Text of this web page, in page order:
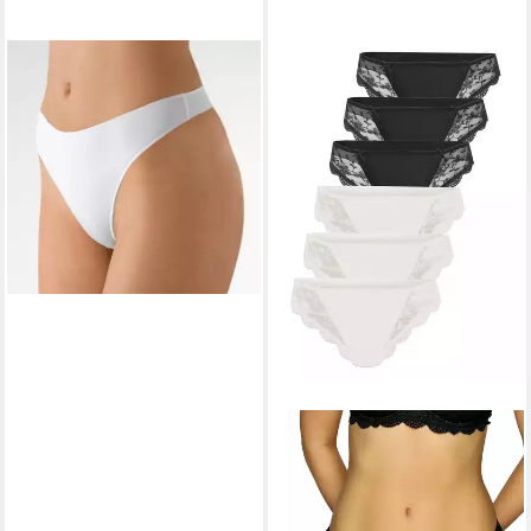
NINA VON C.
String Nina von
C. Secret String 3er Pack
27,95 €
32,85 €
-15%